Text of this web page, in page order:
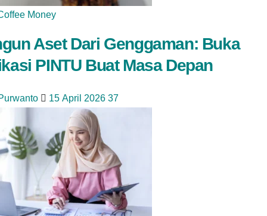
Money
Aset Dari Genggaman: Buka
PINTU Buat Masa Depan
15 April 2026 37